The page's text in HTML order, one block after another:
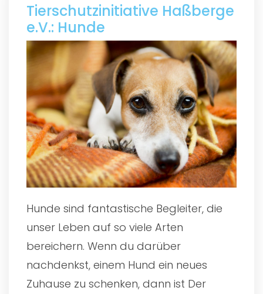
Tierschutzinitiative Haßberge
e.V.: Hunde
Hunde sind fantastische Begleiter, die
unser Leben auf so viele Arten
bereichern. Wenn du darüber
nachdenkst, einem Hund ein neues
Zuhause zu schenken, dann ist Der